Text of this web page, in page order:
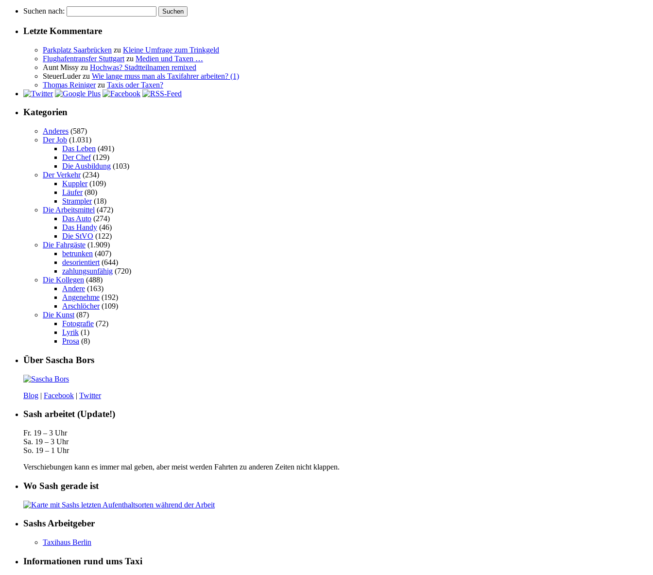
Suchen nach:
Letzte Kommentare
Parkplatz Saarbrücken zu Kleine Umfrage zum Trinkgeld
Flughafentransfer Stuttgart zu Medien und Taxen …
Aunt Missy zu Hochwas? Stadtteilnamen remixed
SteuerLuderzu Wie lange muss man als Taxifahrer arbeiten? (1)
Thomas Reinigerzu Taxis oder Taxen?
Kategorien
Anderes (587)
Der Job (1.031)
Das Leben (491)
Der Chef(129)
Die Ausbildung (103)
Der Verkehr(234)
Kuppler(109)
Läufer(80)
Strampler(18)
Die Arbeitsmittel (472)
Das Auto (274)
Das Handy (46)
Die StVO (122)
Die Fahrgäste (1.909)
betrunken (407)
desorientiert (644)
zahlungsunfähig (720)
Die Kollegen (488)
Andere (163)
Angenehme (192)
Arschlöcher(109)
Die Kunst (87)
Fotografie (72)
Lyrik (1)
Prosa (8)
Über Sascha Bors
Blog | Facebook | Twitter
Sash arbeitet (Update!)
Fr. 19 – 3 Uhr
Sa. 19 – 3 Uhr
So. 19 – 1 Uhr
Verschiebungen kann es immer mal geben, aber meist werden Fahrten zu anderen Zeiten nicht klappen.
Wo Sash gerade ist
Sashs Arbeitgeber
Taxihaus Berlin
Informationen rund ums Taxi